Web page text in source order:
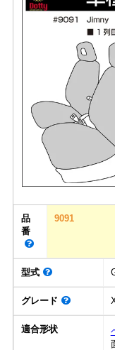
品
番
9091
型式
グレード
適合形状